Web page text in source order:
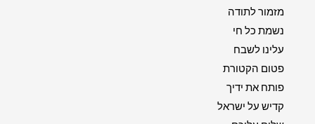
מזמור לתודה
נשמת כל חי
עלינו לשבח
פטום הקטורת
פותח את ידיך
קדיש על ישראל